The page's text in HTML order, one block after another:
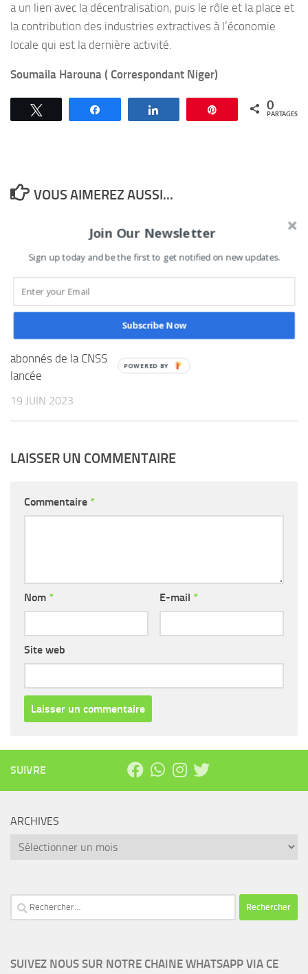
a un lien avec la décentralisation, puis le rôle et la place et
la contribution des industries extractives à l’économie
locale qui est la dernière activité.
Soumaila Harouna ( Correspondant Niger)
Épingle 0
PARTAGES
VOUS AIMEREZ AUSSI...
Porto-Novo : la 2è phase
d’identification des
abonnés de la CNSS
lancée
19 JUIN 2023
Bénin : le Comité des
Rites Vodun défend la
ligne
13 SEPTEMBRE 2025
LAISSER UN COMMENTAIRE
Commentaire *
Nom * E-mail *
Site web
SUIVRE
ARCHIVES
Archives
Rechercher :
SUIVEZ NOUS SUR NOTRE CHAINE WHATSAPP VIA CE
Join Our Newsletter
Sign up today and be the first to get notified on new updates.
Subscribe Now